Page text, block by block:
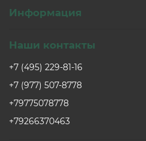
Информация
Наши контакты
+7 (495) 229-81-16
+7 (977) 507-8778
+79775078778
+79266370463